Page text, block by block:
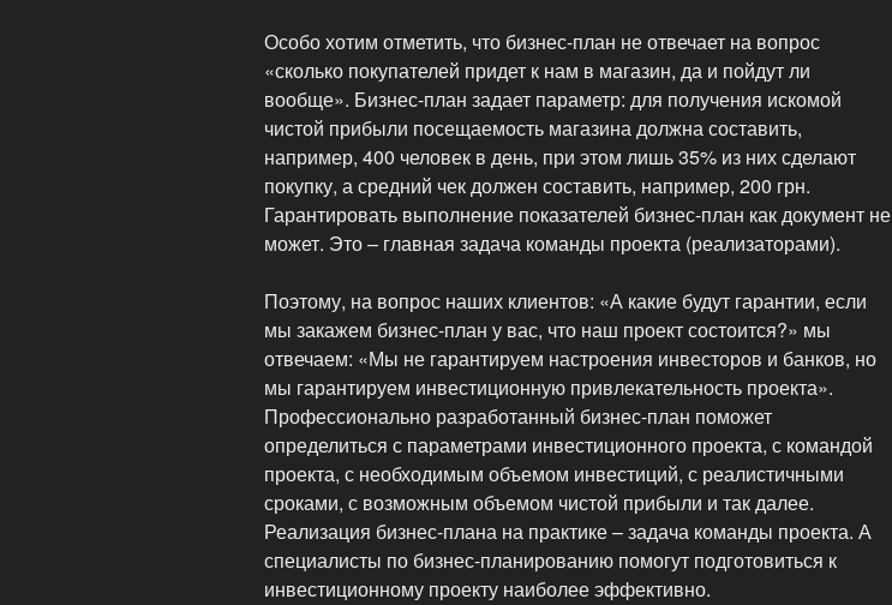
Особо хотим отметить, что бизнес-план не отвечает на вопрос
«сколько покупателей придет к нам в магазин, да и пойдут ли
вообще». Бизнес-план задает параметр: для получения искомой
чистой прибыли посещаемость магазина должна составить,
например, 400 человек в день, при этом лишь 35% из них сделают
покупку, а средний чек должен составить, например, 200 грн.
Гарантировать выполнение показателей бизнес-план как документ не
может. Это – главная задача команды проекта (реализаторами).
Поэтому, на вопрос наших клиентов: «А какие будут гарантии, если
мы закажем бизнес-план у вас, что наш проект состоится?» мы
отвечаем: «Мы не гарантируем настроения инвесторов и банков, но
мы гарантируем инвестиционную привлекательность проекта».
Профессионально разработанный бизнес-план поможет
определиться с параметрами инвестиционного проекта, с командой
проекта, с необходимым объемом инвестиций, с реалистичными
сроками, с возможным объемом чистой прибыли и так далее.
Реализация бизнес-плана на практике – задача команды проекта. А
специалисты по бизнес-планированию помогут подготовиться к
инвестиционному проекту наиболее эффективно.